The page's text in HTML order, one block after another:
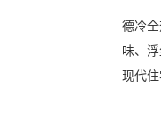
德冷
味、
现代